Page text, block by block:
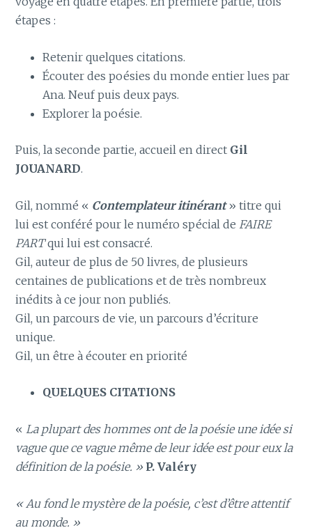
étapes :
Retenir quelques citations.
Écouter des poésies du monde entier lues par
Ana. Neuf puis deux pays.
Explorer la poésie.
Puis, la seconde partie, accueil en direct Gil
JOUANARD.
Gil, nommé « Contemplateur itinérant» titre qui
lui est conféré pour le numéro spécial de FAIRE
PARTqui lui est consacré.
Gil, auteur de plus de 50 livres, de plusieurs
centaines de publications et de très nombreux
inédits à ce jour non publiés.
Gil, un parcours de vie, un parcours d’écriture
unique.
Gil, un être à écouter en priorité
QUELQUES CITATIONS
« La plupart des hommes ont de la poésie une idée si
vague que ce vague même de leur idée est pour eux la
définition de la poésie. » P. Valéry
« Au fond le mystère de la poésie, c’est d’être attentif
au monde. »